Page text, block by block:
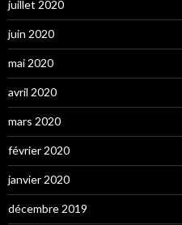
juillet 2020
juin 2020
mai 2020
avril 2020
mars 2020
février 2020
janvier 2020
décembre 2019